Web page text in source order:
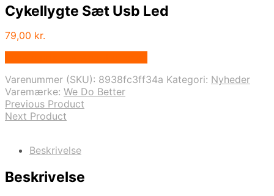
Cykellygte Sæt Usb Led
79,00 kr.
Varenummer (SKU): 8938fc3ff34a Kategori: Nyheder
Varemærke: We Do Better
Previous Product
Next Product
Beskrivelse
Beskrivelse